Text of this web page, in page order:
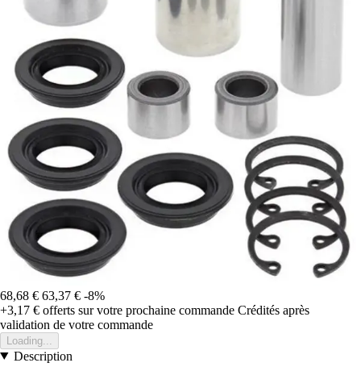
68,68 € 63,37 € -8%
+3,17 € offerts sur votre prochaine commande Crédités après
validation de votre commande
Loading...
Description